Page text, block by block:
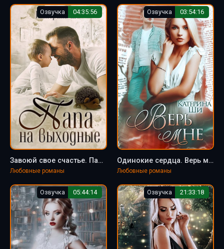
Озвучка 04:35:56
Завоюй свое счастье. Папа на выходные - Катерина Ши
Любовные романы
Озвучка 03:54:16
Одинокие сердца. Верь мне - Катерина Ши (3)
Любовные романы
Озвучка 05:44:14 Озвучка 21:33:18